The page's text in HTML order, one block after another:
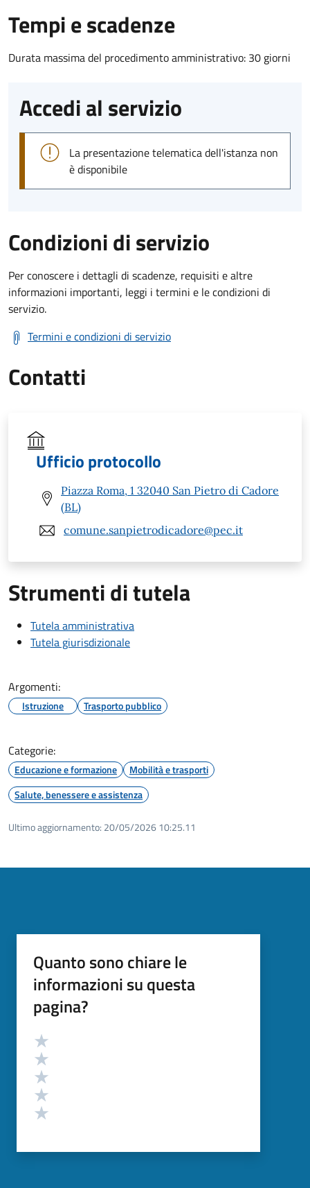
Tempi e scadenze
Durata massima del procedimento amministrativo: 30 giorni
Accedi al servizio
La presentazione telematica dell'istanza non
è disponibile
Condizioni di servizio
Per conoscere i dettagli di scadenze, requisiti e altre
informazioni importanti, leggi i termini e le condizioni di
servizio.
Termini e condizioni di servizio
Contatti
Ufficio protocollo
Piazza Roma, 1 32040 San Pietro di Cadore
(BL)
comune.sanpietrodicadore@pec.it
Strumenti di tutela
Tutela amministrativa
Tutela giurisdizionale
Argomenti:
Istruzione Trasporto pubblico
Categorie:
Educazione e formazione
Mobilità e trasporti
Salute, benessere e assistenza
Ultimo aggiornamento: 20/05/2026 10:25.11
Quanto sono chiare le
informazioni su questa
pagina?
Valutazione